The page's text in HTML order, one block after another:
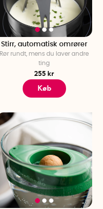
Stirr, automatisk omrører
Rør rundt, mens du laver andre
ting
255 kr
Køb